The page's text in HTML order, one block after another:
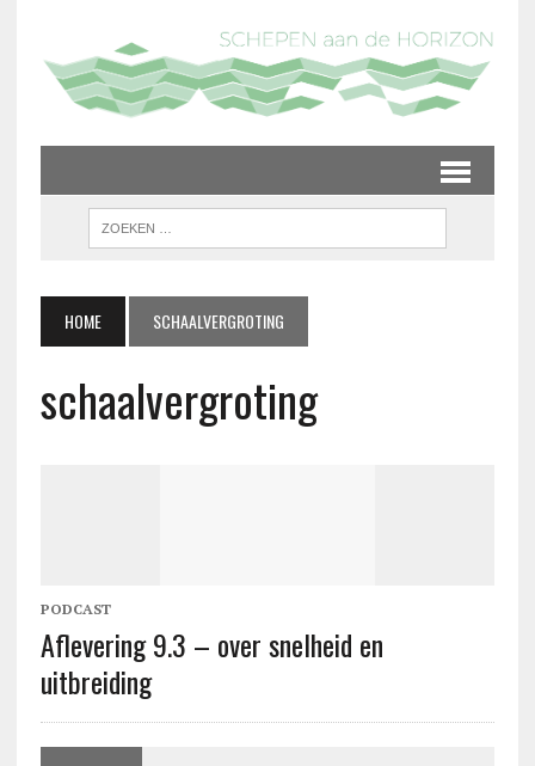
HOME SCHAALVERGROTING
schaalvergroting
PODCAST
Aflevering 9.3 – over snelheid en
uitbreiding